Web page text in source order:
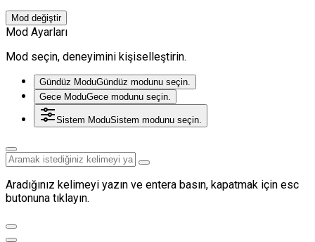
Mod değiştir
Mod Ayarları
Mod seçin, deneyimini kişiselleştirin.
Gündüz ModuGündüz modunu seçin.
Gece ModuGece modunu seçin.
Sistem ModuSistem modunu seçin.
Aradığınız kelimeyi yazın ve entera basın, kapatmak için esc
butonuna tıklayın.